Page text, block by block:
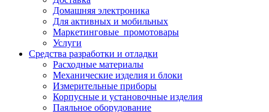
Домашняя электроника
Для активных и мобильных
Маркетинговые_промотовары
Услуги
Средства разработки и отладки
Расходные материалы
Механические изделия и блоки
Измерительные приборы
Корпусные и установочные изделия
Паяльное оборудование